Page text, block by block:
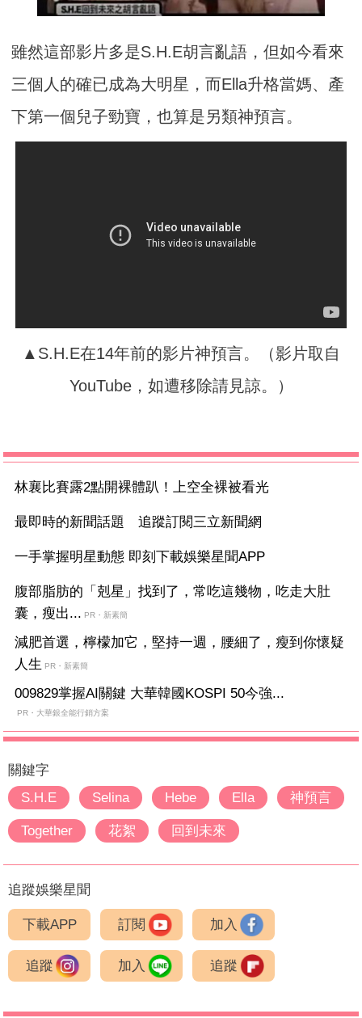
雖然這部影片多是S.H.E胡言亂語，但如今看來
三個人的確已成為大明星，而Ella升格當媽、產
下第一個兒子勁寶，也算是另類神預言。
▲S.H.E在14年前的影片神預言。（影片取自
YouTube，如遭移除請見諒。）
林襄比賽露2點開裸體趴！上空全裸被看光
最即時的新聞話題 追蹤訂閱三立新聞網
一手掌握明星動態 即刻下載娛樂星聞APP
腹部脂肪的「剋星」找到了，常吃這幾物，吃走大肚
囊，瘦出... PR・新素簡
減肥首選，檸檬加它，堅持一週，腰細了，瘦到你懷疑
人生 PR・新素簡
009829掌握AI關鍵 大華韓國KOSPI 50今強...
PR・大華銀全能行銷方案
關鍵字
S.H.E
Selina Hebe Ella 神預言
Together 花絮 回到未來
追蹤娛樂星聞
下載APP 訂閱 加入
追蹤 加入 追蹤